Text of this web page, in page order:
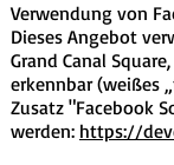
Verwendung von
Dieses Angebot
Grand Canal
erkennbar (weißes
Zusatz "Facebook
werden: https://